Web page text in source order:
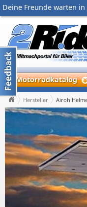
Deine Freunde warten
Motorradkatalog
Hersteller Airoh